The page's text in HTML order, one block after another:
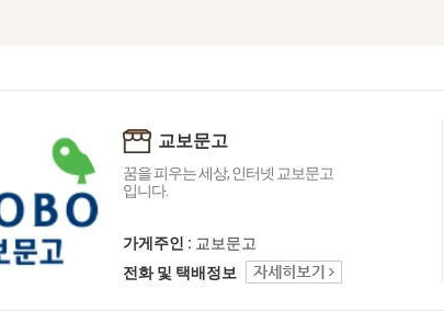
교보문고
꿈을 피우는 세상, 인터넷 교보문고
입니다.
가게주인 : 교보문고
전화 및 택배정보